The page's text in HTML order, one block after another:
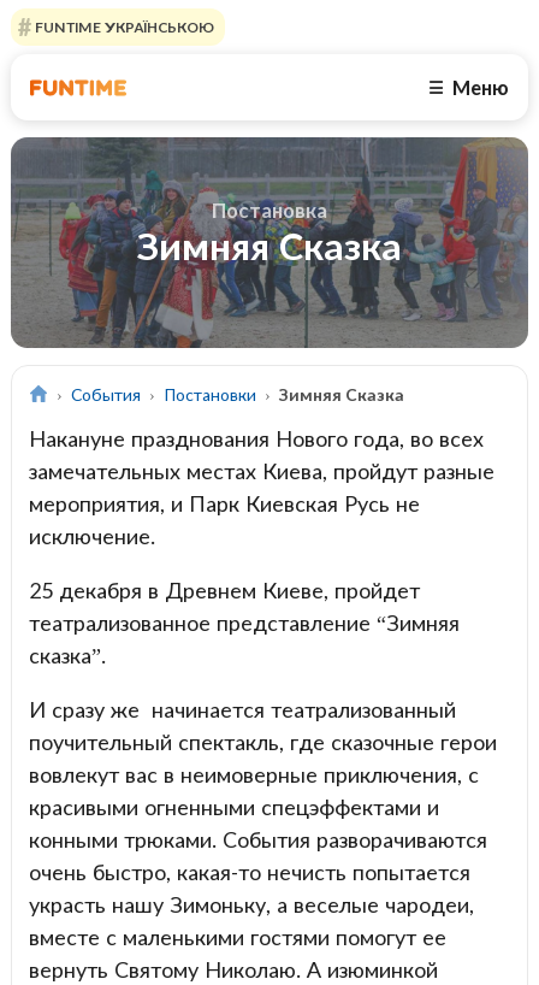
FUNTIME УКРАЇНСЬКОЮ
☰ Меню
Постановка
Зимняя Сказка
События Постановки Зимняя Сказка
Накануне празднования Нового года, во всех
замечательных местах Киева, пройдут разные
мероприятия, и Парк Киевская Русь не
исключение.
25 декабря в Древнем Киеве, пройдет
театрализованное представление “Зимняя
сказка”.
И сразу же начинается театрализованный
поучительный спектакль, где сказочные герои
вовлекут вас в неимоверные приключения, с
красивыми огненными спецэффектами и
конными трюками. События разворачиваются
очень быстро, какая-то нечисть попытается
украсть нашу Зимоньку, а веселые чародеи,
вместе с маленькими гостями помогут ее
вернуть Святому Николаю. А изюминкой